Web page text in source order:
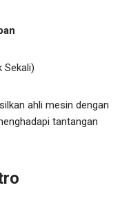
Sekali)
ahli mesin dengan
tantangan